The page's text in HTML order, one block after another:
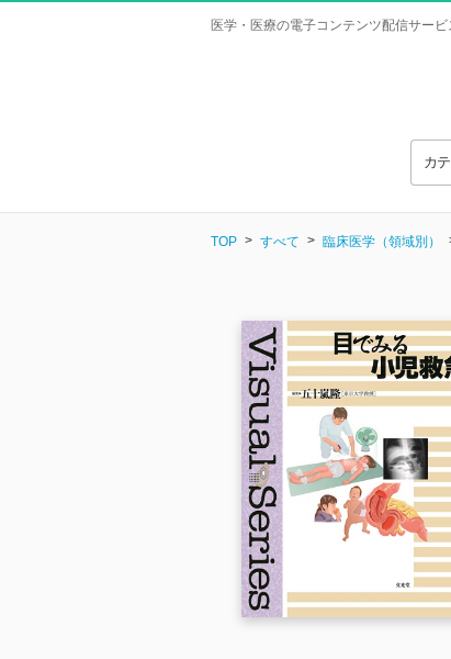
医学・医療の電子コンテンツ配信サービ
カ
TOP すべて 臨床医学（領域別）